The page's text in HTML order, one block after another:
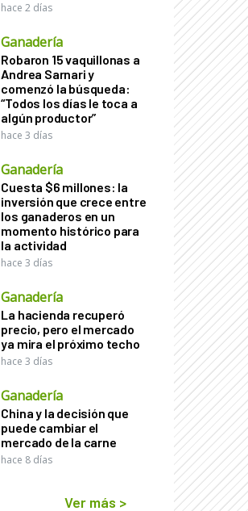
hace 2 días
Ganadería
Robaron 15 vaquillonas a
Andrea Sarnari y
comenzó la búsqueda:
“Todos los días le toca a
algún productor”
hace 3 días
Ganadería
Cuesta $6 millones: la
inversión que crece entre
los ganaderos en un
momento histórico para
la actividad
hace 3 días
Ganadería
La hacienda recuperó
precio, pero el mercado
ya mira el próximo techo
hace 3 días
Ganadería
China y la decisión que
puede cambiar el
mercado de la carne
hace 8 días
Ver más >